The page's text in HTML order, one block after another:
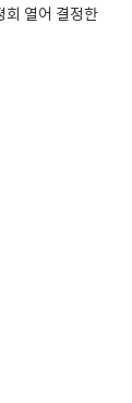
회 열어 결정한